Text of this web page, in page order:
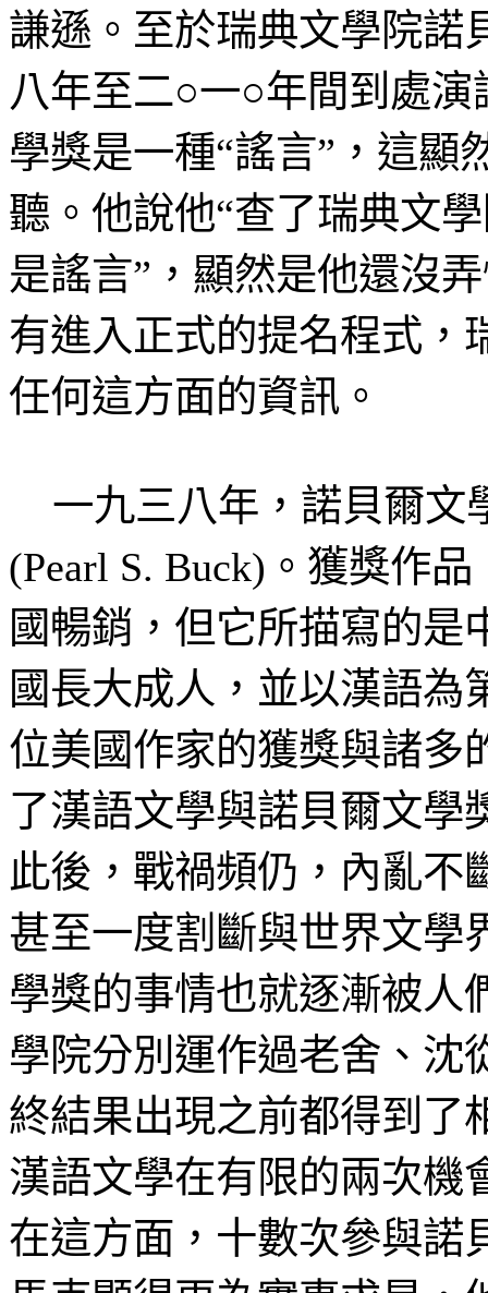
謙遜。至於瑞典文學院諾
八年至二○一○年間到處
學獎是一種“謠言”，這顯
聽。他說他“查了瑞典文
是謠言”，顯然是他還沒
有進入正式的提名程式，
任何這方面的資訊。
一九三八年，諾貝爾文
(Pearl S. Buck)。獲獎作
國暢銷，但它所描寫的是
國長大成人，並以漢語為
位美國作家的獲獎與諸多
了漢語文學與諾貝爾文學
此後，戰禍頻仍，內亂不
甚至一度割斷與世界文學
學獎的事情也就逐漸被人
學院分別運作過老舍、沈
終結果出現之前都得到了
漢語文學在有限的兩次機
在這方面，十數次參與諾